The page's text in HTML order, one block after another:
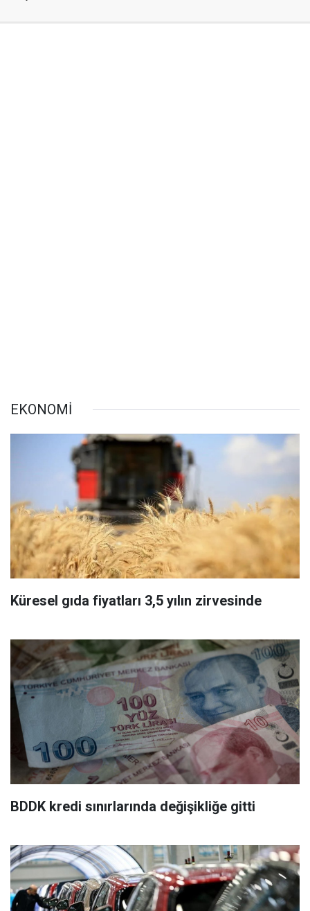
EKONOMİ
Küresel gıda fiyatları 3,5 yılın zirvesinde
BDDK kredi sınırlarında değişikliğe gitti